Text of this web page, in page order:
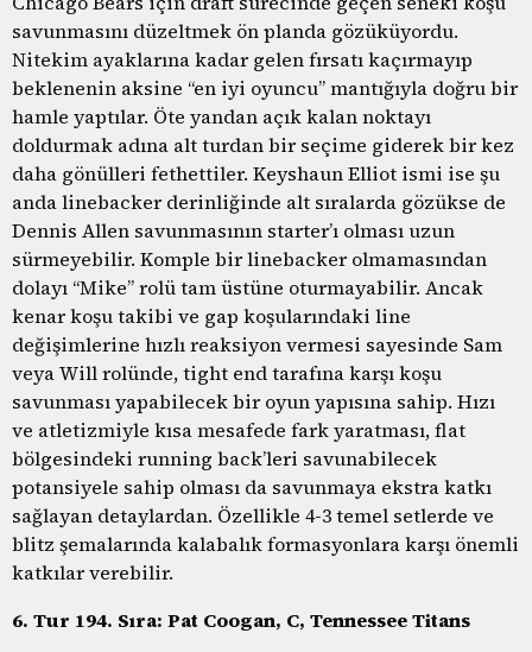
savunmasını düzeltmek ön planda gözüküyordu.
Nitekim ayaklarına kadar gelen fırsatı kaçırmayıp
beklenenin aksine “en iyi oyuncu” mantığıyla doğru bir
hamle yaptılar. Öte yandan açık kalan noktayı
doldurmak adına alt turdan bir seçime giderek bir kez
daha gönülleri fethettiler. Keyshaun Elliot ismi ise şu
anda linebacker derinliğinde alt sıralarda gözükse de
Dennis Allen savunmasının starter’ı olması uzun
sürmeyebilir. Komple bir linebacker olmamasından
dolayı “Mike” rolü tam üstüne oturmayabilir. Ancak
kenar koşu takibi ve gap koşularındaki line
değişimlerine hızlı reaksiyon vermesi sayesinde Sam
veya Will rolünde, tight end tarafına karşı koşu
savunması yapabilecek bir oyun yapısına sahip. Hızı
ve atletizmiyle kısa mesafede fark yaratması, flat
bölgesindeki running back’leri savunabilecek
potansiyele sahip olması da savunmaya ekstra katkı
sağlayan detaylardan. Özellikle 4-3 temel setlerde ve
blitz şemalarında kalabalık formasyonlara karşı önemli
katkılar verebilir.
6. Tur 194. Sıra: Pat Coogan, C, Tennessee Titans